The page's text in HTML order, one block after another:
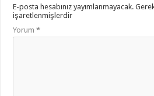
E-posta hesabınız yayımlanmayacak.
işaretlenmişlerdir
Yorum*